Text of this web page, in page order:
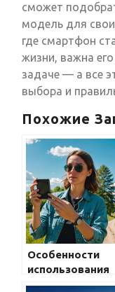
сможет
модель для
где смартфон
жизни, важна
задаче — а все
выбора и
Похожие
Особенности
использования
смартфона